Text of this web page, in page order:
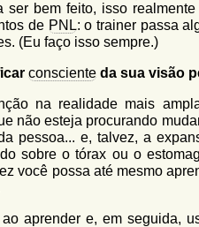
ser bem feito, isso
de PNL: o trainer passa
(Eu faço isso sempre.)
consciente da sua visão
na realidade mais
não esteja procurando
pessoa... e, talvez, a
sobre o tórax ou o
você possa até mesmo
aprender e, em seguida,